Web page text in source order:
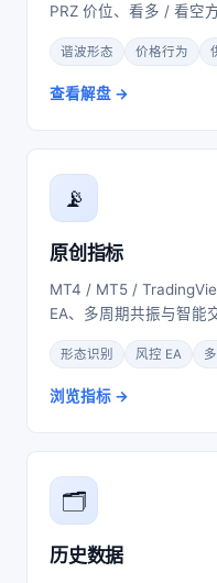
PRZ 价位、看多 / 看空
谐波形态 价格行为
查看解盘
📡
原创指标
MT4 / MT5 /
EA、多周期共振与智能
形态识别 风控 EA
浏览指标
🗂️
历史数据